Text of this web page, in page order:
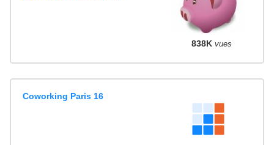
838K vues
Coworking Paris 16